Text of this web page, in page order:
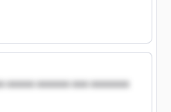
xxxxx xxxxxx xxx xxxxxxx